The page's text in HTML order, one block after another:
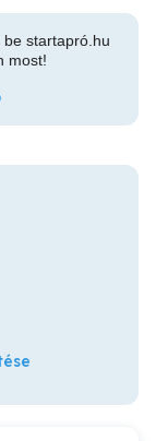
startapró.hu
most!